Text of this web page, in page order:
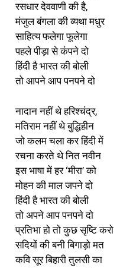
रसधार देववाणी की है,
मंजुल बंगला की व्यथा मधुर
साहित्य फलेगा फूलेगा
पहले पीड़ा से कंपने दो
हिंदी है भारत की बोली
तो आपने आप पनपने दो
नादान नहीं थे हरिश्चंद्र,
मतिराम नहीं थे बुद्धिहीन
जो कलम चला कर हिंदी में
रचना करते थे नित नवीन
इस भाषा में हर ‘मीरा’ को
मोहन की माल जपने दो
हिंदी है भारत की बोली
तो अपने आप पनपने दो
प्रतिभा हो तो कुछ सृष्टि करो
सदियों की बनी बिगाड़ो मत
कवि सूर बिहारी तुलसी का